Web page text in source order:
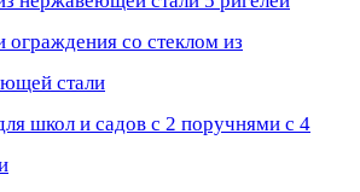
ограждения со стеклом из
стали
школ и садов с 2 поручнями с 4